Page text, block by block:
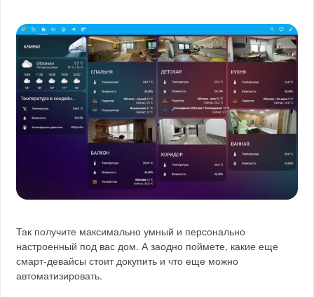
Так получите максимально умный и персонально
настроенный под вас дом. А заодно поймете, какие еще
смарт-девайсы стоит докупить и что еще можно
автоматизировать.